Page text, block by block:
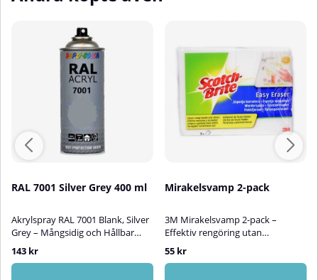
RAL 7001 Silver Grey 400 ml
Akrylspray RAL 7001 Blank, Silver
Grey – Mångsidig och Hållbar
AkryllackAkrylspray RAL 7001
Silver Grey är en högkvalitativ
blank akryllack som passar
143 kr
Mirakelsvamp 2-pack
3M Mirakelsvamp 2-pack –
Effektiv rengöring utan
kemikalier3M Mirakelsvamp är en
praktisk och skonsam
rengöringssvamp som effektivt
55 kr